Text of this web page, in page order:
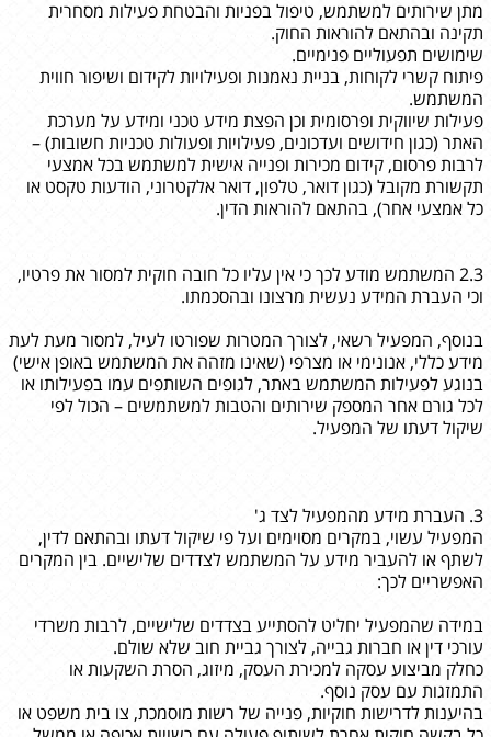
מתן שירותים למשתמש, טיפול בפניות והבטחת פעילות מסחרית
תקינה ובהתאם להוראות החוק.
שימושים תפעוליים פנימיים.
פיתוח קשרי לקוחות, בניית נאמנות ופעילויות לקידום ושיפור חווית
המשתמש.
פעילות שיווקית ופרסומית וכן הפצת מידע טכני ומידע על מערכת
האתר (כגון חידושים ועדכונים, פעילויות ופעולות טכניות חשובות) –
לרבות פרסום, קידום מכירות ופנייה אישית למשתמש בכל אמצעי
תקשורת מקובל (כגון דואר, טלפון, דואר אלקטרוני, הודעות טקסט או
כל אמצעי אחר), בהתאם להוראות הדין.
2.3 המשתמש מודע לכך כי אין עליו כל חובה חוקית למסור את פרטיו,
וכי העברת המידע נעשית מרצונו ובהסכמתו.
בנוסף, המפעיל רשאי, לצורך המטרות שפורטו לעיל, למסור מעת לעת
מידע כללי, אנונימי או מצרפי (שאינו מזהה את המשתמש באופן אישי)
בנוגע לפעילות המשתמש באתר, לגופים השותפים עמו בפעילותו או
לכל גורם אחר המספק שירותים והטבות למשתמשים – הכול לפי
שיקול דעתו של המפעיל.
3. העברת מידע מהמפעיל לצד ג'
המפעיל עשוי, במקרים מסוימים ועל פי שיקול דעתו ובהתאם לדין,
לשתף או להעביר מידע על המשתמש לצדדים שלישיים. בין המקרים
האפשריים לכך:
במידה שהמפעיל יחליט להסתייע בצדדים שלישיים, לרבות משרדי
עורכי דין או חברות גבייה, לצורך גביית חוב שלא שולם.
כחלק מביצוע עסקה למכירת העסק, מיזוג, הסרת השקעות או
התמזגות עם עסק נוסף.
בהיענות לדרישות חוקיות, פנייה של רשות מוסמכת, צו בית משפט או